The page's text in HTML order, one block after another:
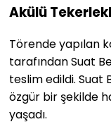
Akülü
Törende yapılan
tarafından Suat
teslim edildi. Suat
özgür bir şekilde
yaşadı.